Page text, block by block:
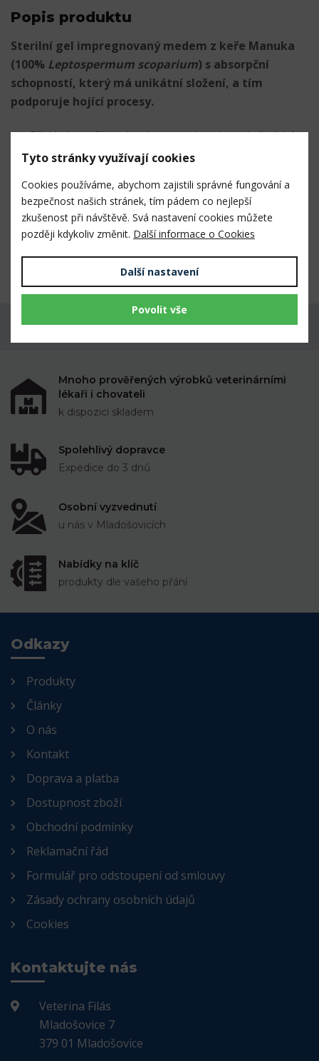
Popis produktu
Sterilní gel impregnovaný medem z keře Manuka
(100% Leptospermum scoparium) s absorpční
schopností, který má unikátní složení, a tím
podporuje hojící procesy.
Přidává se přímo do rány a poskytuje v ráně vlhké
prostředí pro hojení.
traumatické a kontaminované rány včetně menších
abrazí a lacerací, vlhké rány požadující autolytický
debridement, popáleniny, abscesy, proleženiny,
Máte dotaz k produktu?
Mnoho prověřených výrobků veterinárními
lékaři i chovateli
k dispozici skladem
Spolehlivý dopravce
Expedice do 3 dnů
Osobní vyzvednutí
u nás v Mladošovicích
Nabídky na klíč
produkty dle vašeho přání
Odkazy
Produkty
Články
O nás
Kontakt
Doprava a platba
Dostupnost zboží
Obchodní podmínky
Reklamační řád
Formulář pro odstoupení od smlouvy
Zásady ochrany osobních údajů
Cookies
Kontaktujte nás
Veterina Filás
Mladošovice 7
379 01 Mladošovice
Tyto stránky využívají cookies
Cookies používáme, abychom zajistili správné fungování a
bezpečnost našich stránek, tím pádem co nejlepší
zkušenost při návštěvě. Svá nastavení cookies můžete
později kdykoliv změnit. Další informace o Cookies
Další nastavení
Povolit vše